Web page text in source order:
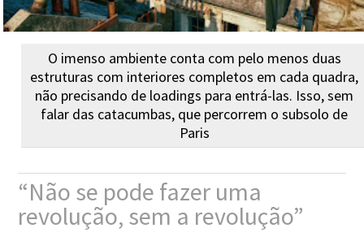
O imenso ambiente conta com pelo menos duas
estruturas com interiores completos em cada quadra,
não precisando de loadings para entrá-las. Isso, sem
falar das catacumbas, que percorrem o subsolo de
Paris
“Não se pode fazer uma
revolução, sem a revolução”